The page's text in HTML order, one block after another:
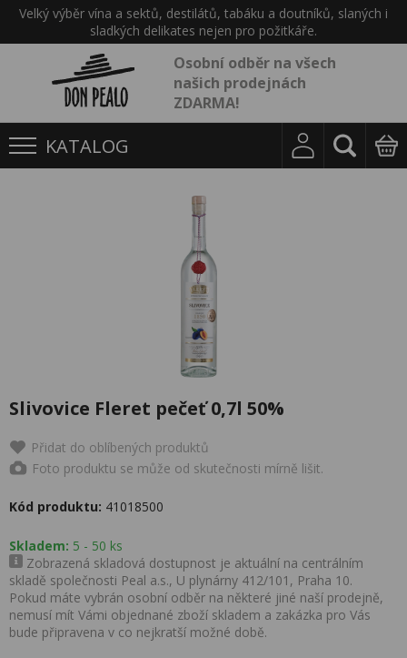
Velký výběr vína a sektů, destilátů, tabáku a doutníků, slaných i
sladkých delikates nejen pro požitkáře.
Osobní odběr na všech
našich prodejnách
ZDARMA!
KATALOG
Slivovice Fleret pečeť 0,7l 50%
Přidat do oblíbených produktů
Foto produktu se může od skutečnosti mírně lišit.
Kód produktu: 41018500
Skladem: 5 - 50 ks
Zobrazená skladová dostupnost je aktuální na centrálním
skladě společnosti Peal a.s., U plynárny 412/101, Praha 10.
Pokud máte vybrán osobní odběr na některé jiné naší prodejně,
nemusí mít Vámi objednané zboží skladem a zakázka pro Vás
bude připravena v co nejkratší možné době.